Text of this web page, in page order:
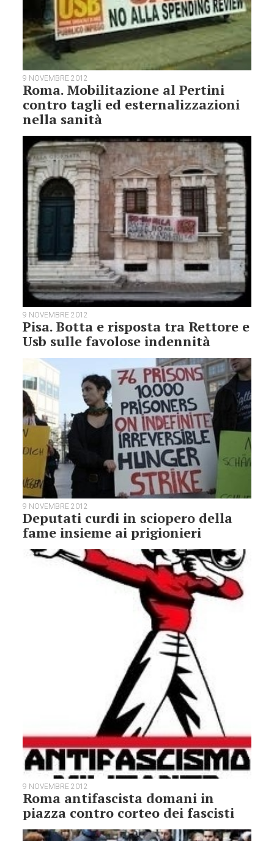
9 NOVEMBRE 2012
Roma. Mobilitazione al Pertini
contro tagli ed esternalizzazioni
nella sanità
9 NOVEMBRE 2012
Pisa. Botta e risposta tra Rettore e
Usb sulle favolose indennità
9 NOVEMBRE 2012
Deputati curdi in sciopero della
fame insieme ai prigionieri
9 NOVEMBRE 2012
Roma antifascista domani in
piazza contro corteo dei fascisti